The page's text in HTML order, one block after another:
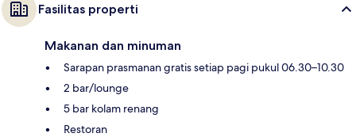
Fasilitas properti
Makanan dan minuman
Sarapan prasmanan gratis setiap pagi pukul 06.30–10.30
2 bar/lounge
5 bar kolam renang
Restoran